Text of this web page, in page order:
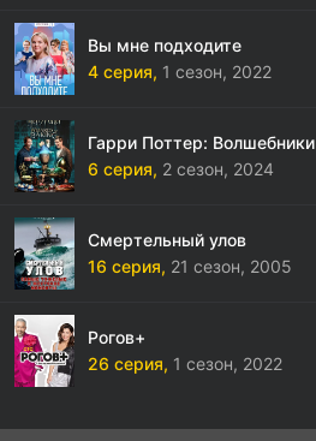
Вы мне подходите
4 серия, 1 сезон, 2022
Гарри Поттер:
6 серия, 2 сезон, 2024
Смертельный улов
16 серия, 21 сезон, 2005
Рогов+
26 серия, 1 сезон, 2022